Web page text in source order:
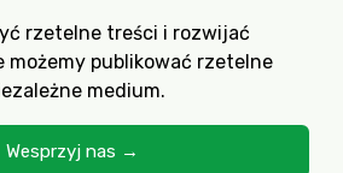
rzetelne treści i rozwijać
możemy publikować rzetelne
medium.
Wesprzyj nas →